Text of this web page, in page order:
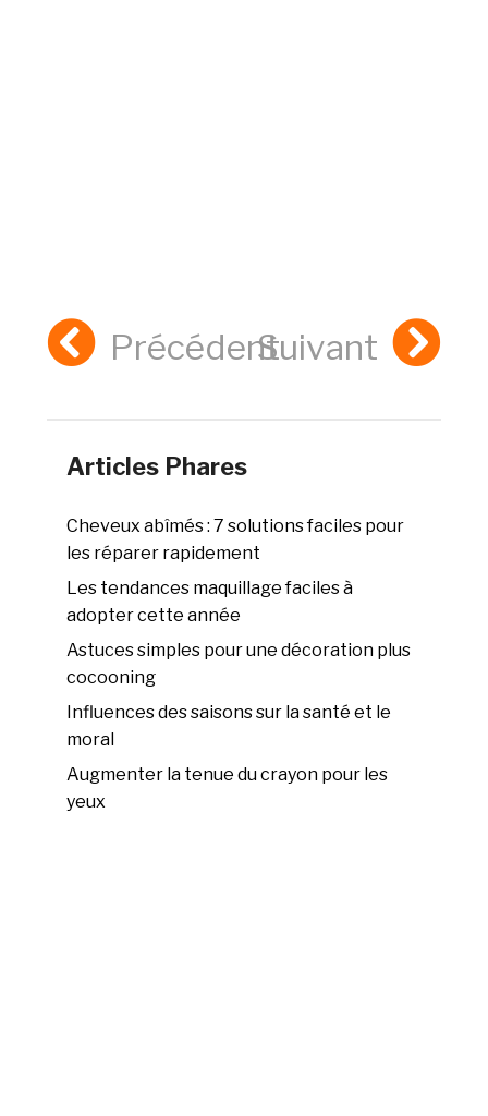
PrécédentSuivant
Articles Phares
Cheveux abîmés : 7 solutions faciles pour
les réparer rapidement
Les tendances maquillage faciles à
adopter cette année
Astuces simples pour une décoration plus
cocooning
Influences des saisons sur la santé et le
moral
Augmenter la tenue du crayon pour les
yeux